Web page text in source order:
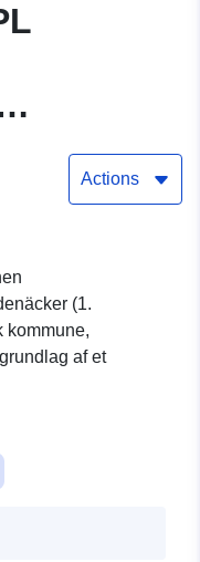
Actions
(1.
kommune,
af et